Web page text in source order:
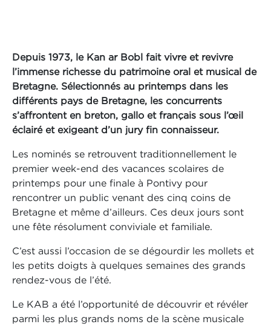
Depuis 1973, le Kan ar Bobl fait vivre et revivre
l’immense richesse du patrimoine oral et musical de
Bretagne. Sélectionnés au printemps dans les
différents pays de Bretagne, les concurrents
s’affrontent en breton, gallo et français sous l’œil
éclairé et exigeant d’un jury fin connaisseur.
Les nominés se retrouvent traditionnellement le
premier week-end des vacances scolaires de
printemps pour une finale à Pontivy pour
rencontrer un public venant des cinq coins de
Bretagne et même d’ailleurs. Ces deux jours sont
une fête résolument conviviale et familiale.
C’est aussi l’occasion de se dégourdir les mollets et
les petits doigts à quelques semaines des grands
rendez-vous de l’été.
Le KAB a été l’opportunité de découvrir et révéler
parmi les plus grands noms de la scène musicale